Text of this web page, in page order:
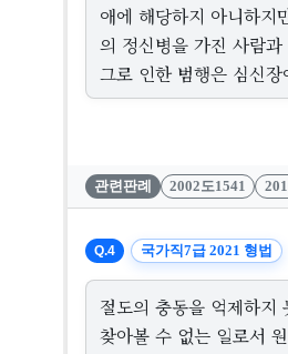
애에 해당하지 아니하지
의 정신병을 가진 사람
그로 인한 범행은 심신
관련판례 2002도1541
Q.4 국가직7급 2021 형법
절도의 충동을 억제하지
찾아볼 수 없는 일로서